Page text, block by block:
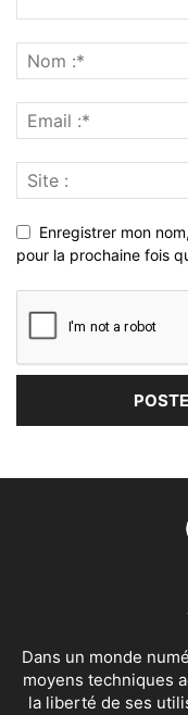
Enregistrer mon
pour la prochaine fois
Dans un monde
moyens techniques
la liberté de ses